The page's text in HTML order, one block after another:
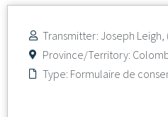
Transmitter: Joseph Leigh,
Province/Territory:
Type: Formulaire de